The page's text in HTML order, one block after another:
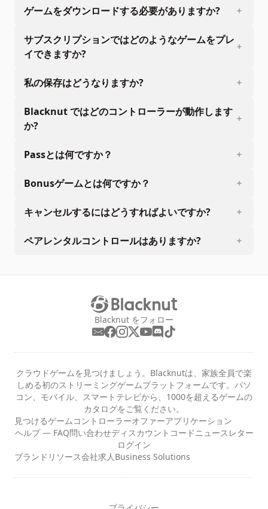
ゲームをダウンロードする必要がありますか?
サブスクリプションではどのようなゲームをプレ
イできますか?
私の保存はどうなりますか?
Blacknut ではどのコントローラーが動作します
か?
Passとは何ですか？
Bonusゲームとは何ですか？
キャンセルするにはどうすればよいですか?
ペアレンタルコントロールはありますか?
Blacknut をフォロー
クラウドゲームを見つけましょう。Blacknutは、家族全員で楽
しめる初のストリーミングゲームプラットフォームです。パソ
コン、モバイル、スマートテレビから、1000を超えるゲームの
カタログをご覧ください。
見つけるゲーム コントローラーオファーアプリケーション
ヘルプ — FAQ問い合わせディスカウントコード ニュースレター
ログイン
ブランドリソース会社求人 Business Solutions